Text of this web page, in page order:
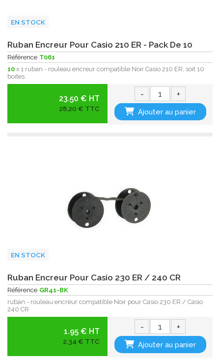
EN STOCK
Ruban Encreur Pour Casio 210 ER - Pack De 10
Référence T061
10 x 1 ruban - rouleau encreur compatible Noir Casio 210 ER, soit 10
boites.
23.50 € HT
28,20 € TTC
- +
Ajouter au panier
EN STOCK
Ruban Encreur Pour Casio 230 ER / 240 CR
Référence GR41-BK
ruban - rouleau encreur compatible Noir pour Casio 230 ER / Casio
240 CR
1.95 € HT
2,34 € TTC
- +
Ajouter au panier